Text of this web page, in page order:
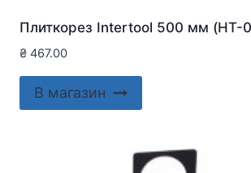
Плиткорез Intertool 500 мм (HT-
₴ 467.00
В магазин